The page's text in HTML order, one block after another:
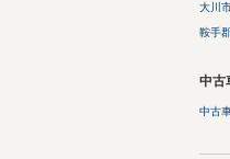
大川
鞍手
中古
中古